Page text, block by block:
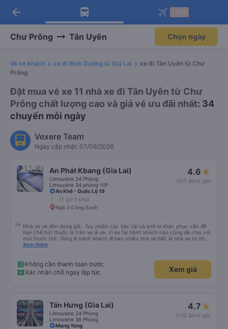
Tải app Vexere ngay!
Nhận ưu đãi thành viên độc
Mở app
Tải app Vexere
-30k/ghế khi đặt vé máy bay qua
Mở app
arrow_back
Chư Prông Tân Uyên Chọn ngày
Vé xe khách xe đi Bình Dương từ Gia Lai
xe đi Tân Uyên từ Chư
Prông
Đặt mua vé xe 11 nhà xe đi Tân Uyên từ Chư
Prông chất lượng cao và giá vé ưu đãi nhất: 34
chuyến mỗi ngày
Vexere Team
Ngày cập nhật: 07/08/2026
An Phát Kbang (Gia Lai)
Limousine 24 Phòng
Limousine 34 phòng VIP
4.6
(417 đánh giá)
An Khê - Quốc Lộ 19
11 giờ 5 phút
Ngã 3 Cổng Xanh
Nhà xe ok đón đúng giờ . Tuy nhiên các bác tài và anh lơ khắc phục vấn đề
hạn chế hút thuốc lá trên xe là ok. Vì ko fai hành khách nào cũng dễ chịu với
mùi thuốc hút. Từng là hành khách đi bao nhiêu nhà xe biết là nhà xe tư nhân
, nhưng hãy theo cách vận hành của Phương Trang Busline, từ tổng đài cho
Xem thêm
Không cần thanh toán trước
Xác nhận chỗ ngay lập tức
Xem giá
Tấn Hưng (Gia Lai)
Limousine 24 Phòng
Limousine 36 Phòng
4.7
(132 đánh giá)
Mang Yang